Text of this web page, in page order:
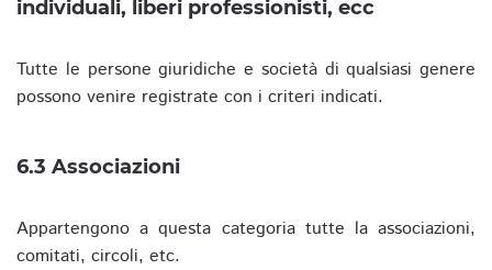
individuali, liberi professionisti, ecc
Tutte le persone giuridiche e società di qualsiasi genere
possono venire registrate con i criteri indicati.
6.3 Associazioni
Appartengono a questa categoria tutte la associazioni,
comitati, circoli, etc.